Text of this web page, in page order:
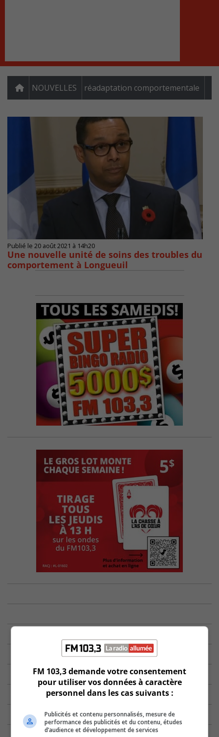
NOUVELLES réadaptation comportementale
Publié le 20 août 2021 à 14h20
Une nouvelle unité de soins des troubles du
comportement à Longueuil
FM 103,3 demande votre consentement
pour utiliser vos données à caractère
personnel dans les cas suivants :
Publicités et contenu personnalisés, mesure de
performance des publicités et du contenu, études
d’audience et développement de services